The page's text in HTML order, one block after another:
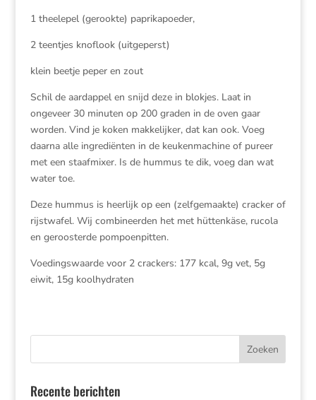
1 theelepel (gerookte) paprikapoeder,
2 teentjes knoflook (uitgeperst)
klein beetje peper en zout
Schil de aardappel en snijd deze in blokjes. Laat in
ongeveer 30 minuten op 200 graden in de oven gaar
worden. Vind je koken makkelijker, dat kan ook. Voeg
daarna alle ingrediënten in de keukenmachine of pureer
met een staafmixer. Is de hummus te dik, voeg dan wat
water toe.
Deze hummus is heerlijk op een (zelfgemaakte) cracker of
rijstwafel. Wij combineerden het met hüttenkäse, rucola
en geroosterde pompoenpitten.
Voedingswaarde voor 2 crackers: 177 kcal, 9g vet, 5g
eiwit, 15g koolhydraten
Recente berichten